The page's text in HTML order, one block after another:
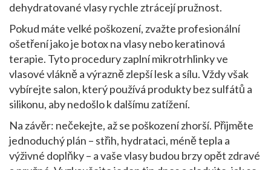
dehydratované vlasy rychle ztrácejí pružnost.
Pokud máte velké poškození, zvažte profesionální
ošetření jako je botox na vlasy nebo keratinová
terapie. Tyto procedury zaplní mikrotrhlinky ve
vlasové vlákně a výrazně zlepší lesk a sílu. Vždy však
vybírejte salon, který používá produkty bez sulfátů a
silikonu, aby nedošlo k dalšímu zatížení.
Na závěr: nečekejte, až se poškození zhorší. Přijměte
jednoduchý plán – střih, hydrataci, méně tepla a
výživné doplňky – a vaše vlasy budou brzy opět zdravé